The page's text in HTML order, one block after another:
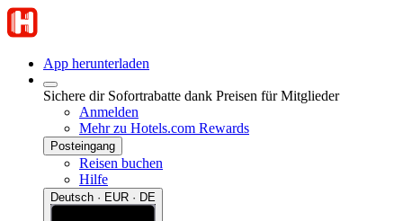
App herunterladen
Sichere dir Sofortrabatte dank Preisen für Mitglieder
Anmelden
Mehr zu Hotels.com Rewards
Posteingang
Reisen buchen
Hilfe
Deutsch · EUR · DE